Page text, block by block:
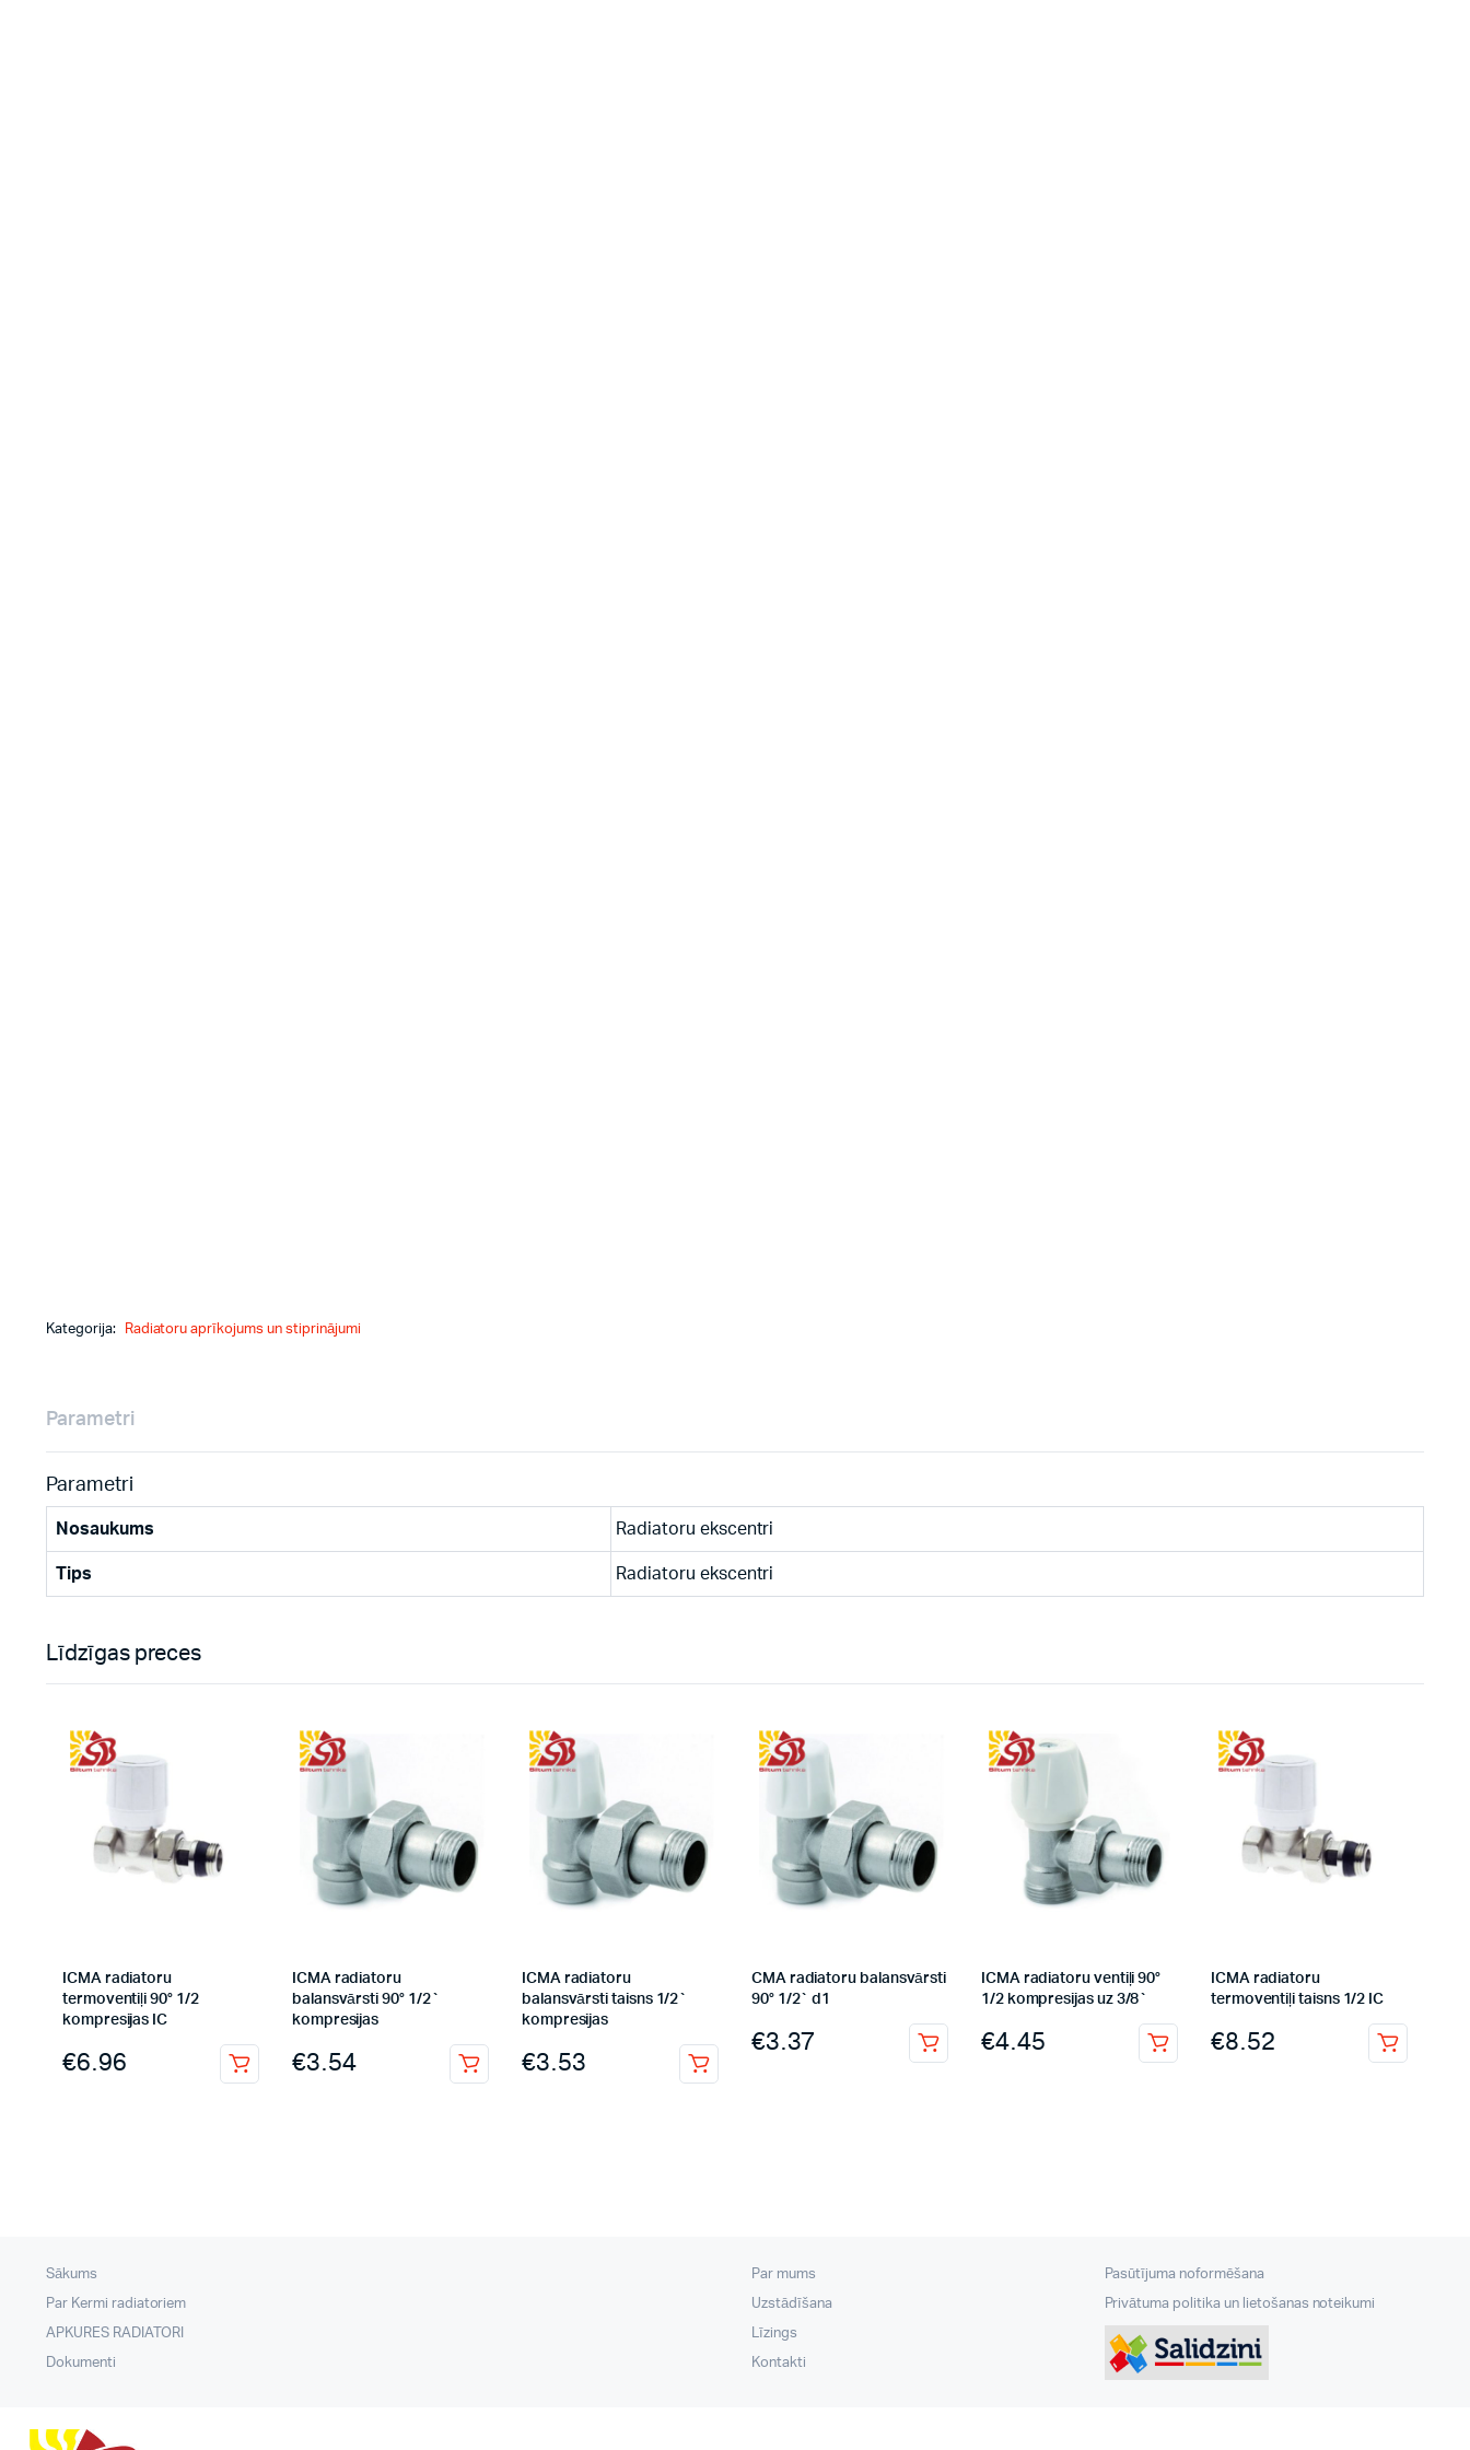
Kategorija: Radiatoru aprīkojums un stiprinājumi
Parametri
Parametri
Nosaukums Radiatoru ekscentri
Tips Radiatoru ekscentri
Līdzīgas preces
ICMA radiatoru
termoventiļi 90° 1/2
kompresijas IC
€6.96
ICMA radiatoru
balansvārsti 90° 1/2`
kompresijas
€3.54
ICMA radiatoru
balansvārsti taisns 1/2`
kompresijas
€3.53
CMA radiatoru balansvārsti
90° 1/2` d1
€3.37
ICMA radiatoru ventiļi 90°
1/2 kompresijas uz 3/8`
€4.45
ICMA radiatoru
termoventiļi taisns 1/2 IC
€8.52
Sākums
Par Kermi radiatoriem
APKURES RADIATORI
Dokumenti
Par mums
Uzstādīšana
Līzings
Kontakti
Pasūtījuma noformēšana
Privātuma politika un lietošanas noteikumi